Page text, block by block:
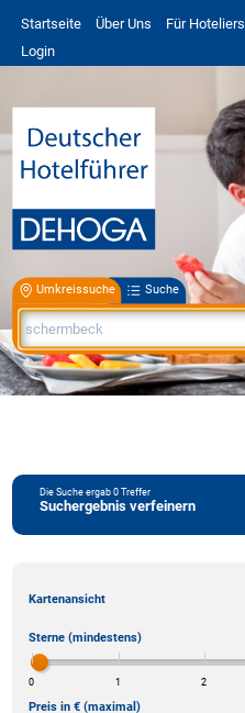
Startseite Über Uns Für Hoteliers
Login
Umkreissuche Suche
Die Suche ergab0Treffer
Suchergebnis verfeinern
Kartenansicht
Sterne (mindestens)
0 1 2
Preis in € (maximal)